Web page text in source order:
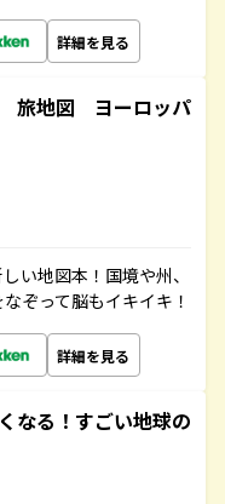
詳細を見る
旅地図 ヨーロッパ
い地図本！国境や州、
ぞって脳もイキイキ！
詳細を見る
なる！すごい地球の